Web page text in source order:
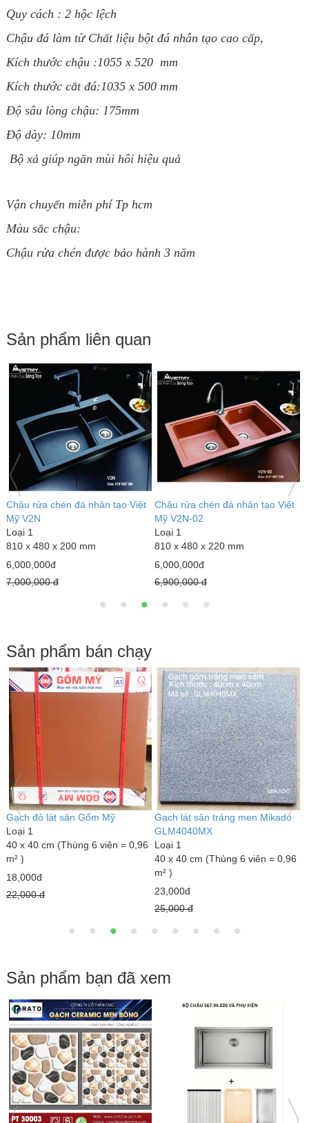
Quy cách : 2 hộc lệch
Chậu đá làm từ Chất liệu bột đá nhân tạo cao cấp,
Kích thước chậu :1055 x 520 mm
Kích thước cắt đá:1035x 500 mm
Độ sâu lòng chậu: 175mm
Độ dày: 10mm
Bộ xả giúp ngăn mùi hôi hiệu quả
Vận chuyển miễn phí Tp hcm
Màu sắc chậu:
Chậu rửa chén được bảo hành 3 năm
Sản phẩm liên quan
Chậu rửa chén đá nhân tạo Việt
Mỹ V2N
Loại 1
810 x 480 x 200 mm
6,000,000đ
7,000,000 đ
Chậu rửa chén đá nhân tạo Việt
Mỹ V2N-02
Loại 1
810 x 480 x 220 mm
6,000,000đ
6,900,000 đ
Sản phẩm bán chạy
Gạch đỏ lát sân Gốm Mỹ
Loại 1
40 x 40 cm (Thùng 6 viên = 0,96
m² )
18,000đ
22,000 đ
Gạch lát sân tráng men Mikado
GLM4040MX
Loại 1
40 x 40 cm (Thùng 6 viên = 0,96
m² )
23,000đ
25,000 đ
Sản phẩm bạn đã xem